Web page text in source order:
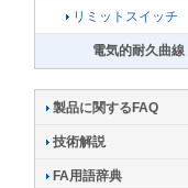
リミットスイッチ
電気的耐久曲線
製品に関するFAQ
技術解説
FA用語辞典